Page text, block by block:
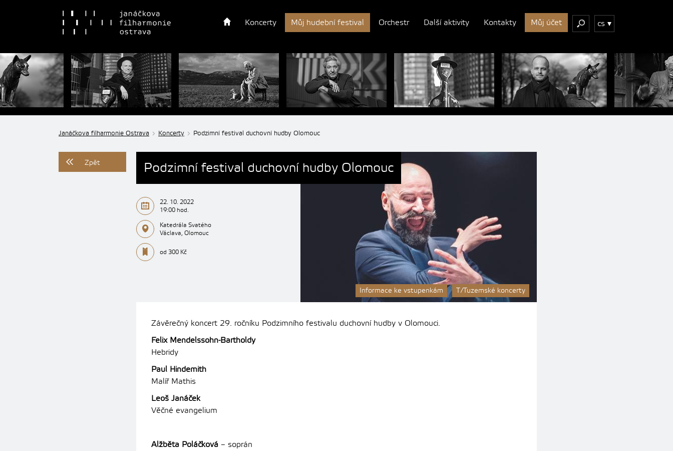
Koncerty Můj hudební festival Orchestr Další aktivity Kontakty Můj účet cs
Janáčkova filharmonie Ostrava Koncerty Podzimní festival duchovní hudby Olomouc
Zpět
22. 10. 2022
19:00 hod.
Katedrála Svatého
Václava, Olomouc
od 300 Kč
Informace ke vstupenkám T/Tuzemské koncerty
Podzimní festival duchovní hudby Olomouc
Závěrečný koncert 29. ročníku Podzimního festivalu duchovní hudby v Olomouci.
Felix Mendelssohn-Bartholdy
Hebridy
Paul Hindemith
Malíř Mathis
Leoš Janáček
Věčné evangelium
Alžběta Poláčková – soprán